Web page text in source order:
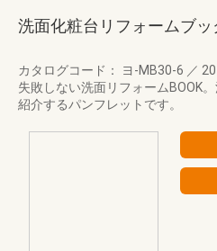
洗面化粧台リフォームブッ
カタログコード： ヨ-MB30-6 ／
失敗しない洗面リフォームBOOK
紹介するパンフレットです。